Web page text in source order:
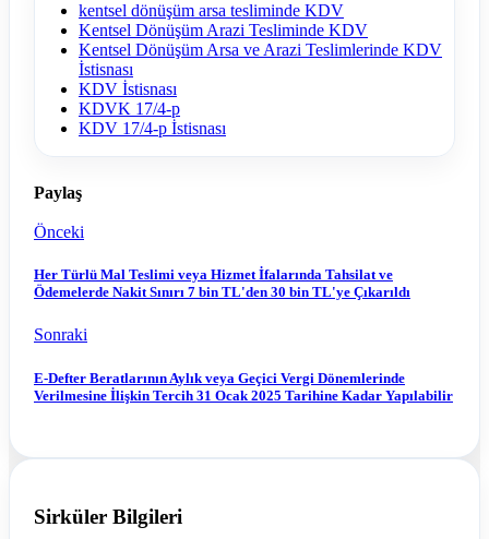
kentsel dönüşüm arsa tesliminde KDV
Kentsel Dönüşüm Arazi Tesliminde KDV
Kentsel Dönüşüm Arsa ve Arazi Teslimlerinde KDV
İstisnası
KDV İstisnası
KDVK 17/4-p
KDV 17/4-p İstisnası
Paylaş
Önceki
Her Türlü Mal Teslimi veya Hizmet İfalarında Tahsilat ve
Ödemelerde Nakit Sınırı 7 bin TL'den 30 bin TL'ye Çıkarıldı
Sonraki
E-Defter Beratlarının Aylık veya Geçici Vergi Dönemlerinde
Verilmesine İlişkin Tercih 31 Ocak 2025 Tarihine Kadar Yapılabilir
Sirküler Bilgileri